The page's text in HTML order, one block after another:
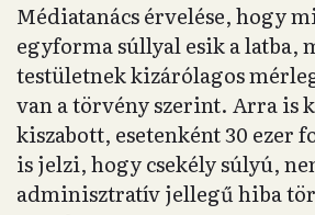
Médiatanács érvelése, hogy
egyforma súllyal esik a latba,
testületnek kizárólagos
van a törvény szerint. Arra is
kiszabott, esetenként 30 ezer
is jelzi, hogy csekély súlyú,
adminisztratív jellegű hiba